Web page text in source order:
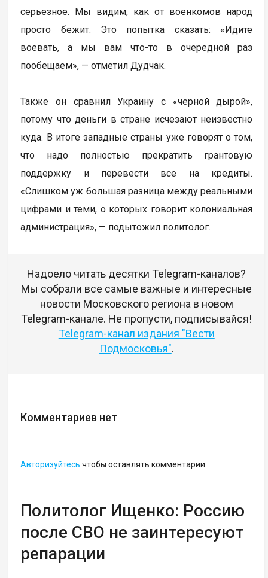
серьезное. Мы видим, как от военкомов народ
просто бежит. Это попытка сказать: «Идите
воевать, а мы вам что-то в очередной раз
пообещаем», — отметил Дудчак.
Также он сравнил Украину с «черной дырой»,
потому что деньги в стране исчезают неизвестно
куда. В итоге западные страны уже говорят о том,
что надо полностью прекратить грантовую
поддержку и перевести все на кредиты.
«Слишком уж большая разница между реальными
цифрами и теми, о которых говорит колониальная
администрация», — подытожил политолог.
Надоело читать десятки Telegram-каналов?
Мы собрали все самые важные и интересные
новости Московского региона в новом
Telegram-канале. Не пропусти, подписывайся!
Telegram-канал издания "Вести
Подмосковья".
Комментариев нет
Авторизуйтесь чтобы оставлять комментарии
Политолог Ищенко: Россию
после СВО не заинтересуют
репарации